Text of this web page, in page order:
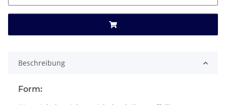
Beschreibung
Form: